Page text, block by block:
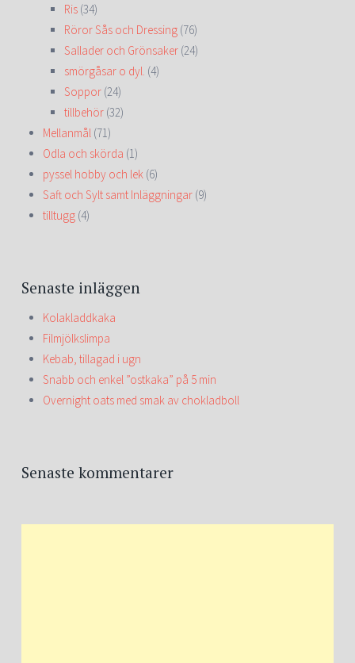
Ris (34)
Röror Sås och Dressing (76)
Sallader och Grönsaker (24)
smörgåsar o dyl. (4)
Soppor (24)
tillbehör (32)
Mellanmål (71)
Odla och skörda (1)
pyssel hobby och lek (6)
Saft och Sylt samt Inläggningar (9)
tilltugg (4)
Senaste inläggen
Kolakladdkaka
Filmjölkslimpa
Kebab, tillagad i ugn
Snabb och enkel ”ostkaka” på 5 min
Overnight oats med smak av chokladboll
Senaste kommentarer